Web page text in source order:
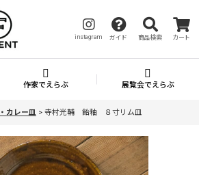
instagram ガイド 商品検索 カート
作家でえらぶ 展覧会でえらぶ
カレー皿 > 寺村光輔 飴釉 ８寸リム皿